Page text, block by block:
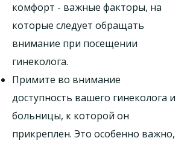
комфорт - важные факторы, на
которые следует обращать
внимание при посещении
гинеколога.
Примите во внимание
доступность вашего гинеколога и
больницы, к которой он
прикреплен. Это особенно важно,